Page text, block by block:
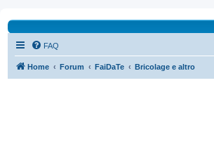
FAQ
Home Forum FaiDaTe Bricolage e altro